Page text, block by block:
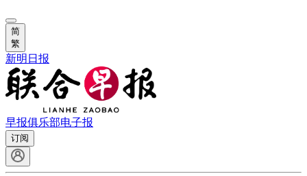
简
繁
新明日报
早报俱乐部电子报
订阅